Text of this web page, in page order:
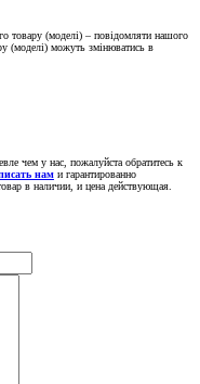
товару (моделі) – повідомляти нашого
(моделі) можуть змінюватись в
чем у нас, пожалуйста обратитесь к
нами гарантированно
в наличии, и цена действующая.